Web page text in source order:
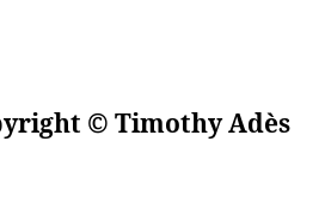
© Timothy Adès